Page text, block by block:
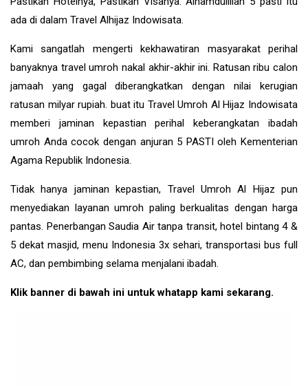
ada di dalam Travel Alhijaz Indowisata.
Kami sangatlah mengerti kekhawatiran masyarakat perihal
banyaknya travel umroh nakal akhir-akhir ini. Ratusan ribu calon
jamaah yang gagal diberangkatkan dengan nilai kerugian
ratusan milyar rupiah. buat itu Travel Umroh Al Hijaz Indowisata
memberi jaminan kepastian perihal keberangkatan ibadah
umroh Anda cocok dengan anjuran 5 PASTI oleh Kementerian
Agama Republik Indonesia.
Tidak hanya jaminan kepastian, Travel Umroh Al Hijaz pun
menyediakan layanan umroh paling berkualitas dengan harga
pantas. Penerbangan Saudia Air tanpa transit, hotel bintang 4 &
5 dekat masjid, menu Indonesia 3x sehari, transportasi bus full
AC, dan pembimbing selama menjalani ibadah.
Klik banner di bawah ini untuk whatapp kami sekarang.